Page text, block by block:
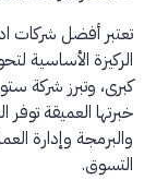
تعتبر أفضل شركات
الركيزة الأساسية
كبرى، وتبرز شركة
خبرتها العميقة
والبرمجة وإدارة
التسوق.